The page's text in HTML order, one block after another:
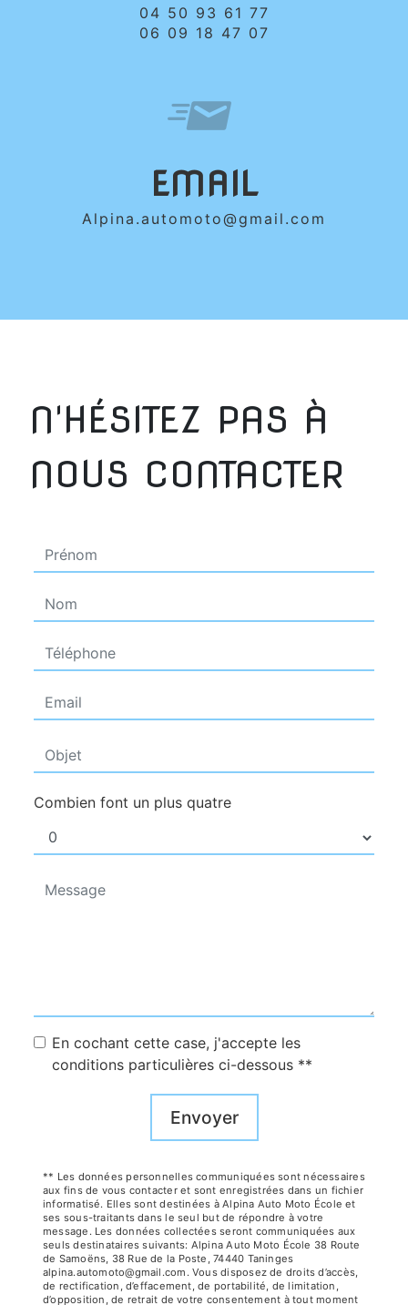
04 50 93 61 77
06 09 18 47 07
EMAIL
alpina.automoto@gmail.com
N'HÉSITEZ PAS À
NOUS CONTACTER
Combien font un plus quatre
En cochant cette case, j'accepte les
conditions particulières ci-dessous **
Envoyer
** Les données personnelles communiquées sont nécessaires
aux fins de vous contacter et sont enregistrées dans un fichier
informatisé. Elles sont destinées à Alpina Auto Moto École et
ses sous-traitants dans le seul but de répondre à votre
message. Les données collectées seront communiquées aux
seuls destinataires suivants: Alpina Auto Moto École 38 Route
de Samoëns, 38 Rue de la Poste, 74440 Taninges
alpina.automoto@gmail.com. Vous disposez de droits d’accès,
de rectification, d’effacement, de portabilité, de limitation,
d’opposition, de retrait de votre consentement à tout moment